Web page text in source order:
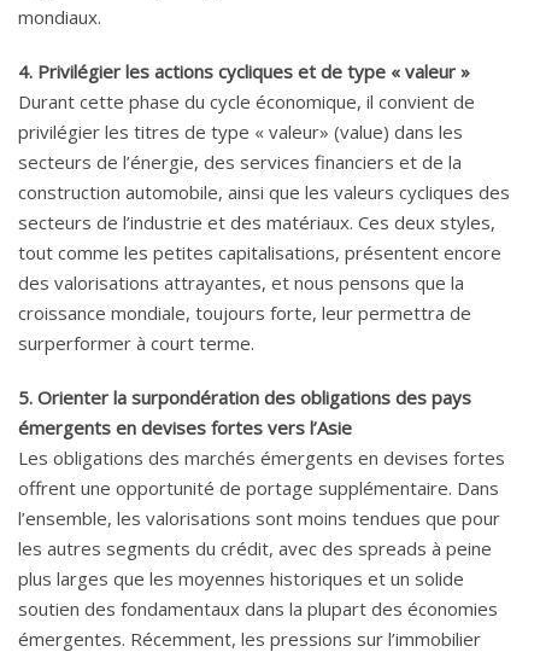
mondiaux.
4. Privilégier les actions cycliques et de type « valeur »
Durant cette phase du cycle économique, il convient de
privilégier les titres de type « valeur» (value) dans les
secteurs de l’énergie, des services financiers et de la
construction automobile, ainsi que les valeurs cycliques des
secteurs de l’industrie et des matériaux. Ces deux styles,
tout comme les petites capitalisations, présentent encore
des valorisations attrayantes, et nous pensons que la
croissance mondiale, toujours forte, leur permettra de
surperformer à court terme.
5. Orienter la surpondération des obligations des pays
émergents en devises fortes vers l’Asie
Les obligations des marchés émergents en devises fortes
offrent une opportunité de portage supplémentaire. Dans
l’ensemble, les valorisations sont moins tendues que pour
les autres segments du crédit, avec des spreads à peine
plus larges que les moyennes historiques et un solide
soutien des fondamentaux dans la plupart des économies
émergentes. Récemment, les pressions sur l’immobilier